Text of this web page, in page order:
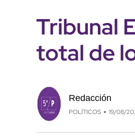
Tribunal
total de
Redacción
POLÍTICOS 19/08/